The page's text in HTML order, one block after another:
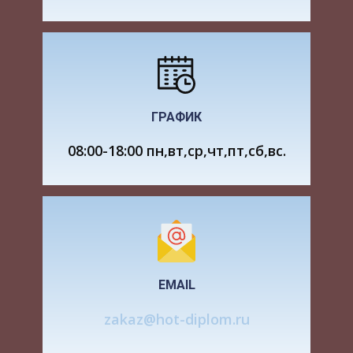
ГРАФИК
08:00-18:00 пн,вт,ср,чт,пт,сб,вс.
EMAIL
zakaz@hot-diplom.ru